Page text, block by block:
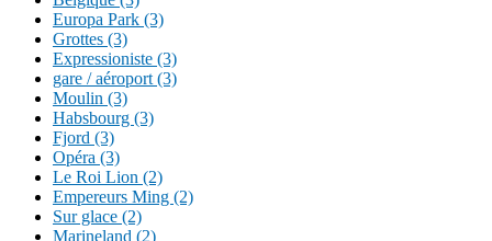
Europa Park (3)
Grottes (3)
Expressioniste (3)
gare / aéroport (3)
Moulin (3)
Habsbourg (3)
Fjord (3)
Opéra (3)
Le Roi Lion (2)
Empereurs Ming (2)
Sur glace (2)
Marineland (2)